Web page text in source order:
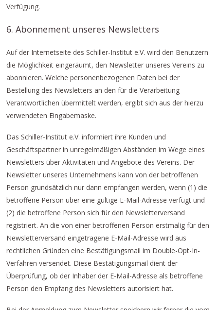
Verfügung.
6. Abonnement unseres Newsletters
Auf der Internetseite des Schiller-Institut e.V. wird den Benutzern
die Möglichkeit eingeräumt, den Newsletter unseres Vereins zu
abonnieren. Welche personenbezogenen Daten bei der
Bestellung des Newsletters an den für die Verarbeitung
Verantwortlichen übermittelt werden, ergibt sich aus der hierzu
verwendeten Eingabemaske.
Das Schiller-Institut e.V. informiert ihre Kunden und
Geschäftspartner in unregelmäßigen Abständen im Wege eines
Newsletters über Aktivitäten und Angebote des Vereins. Der
Newsletter unseres Unternehmens kann von der betroffenen
Person grundsätzlich nur dann empfangen werden, wenn (1) die
betroffene Person über eine gültige E-Mail-Adresse verfügt und
(2) die betroffene Person sich für den Newsletterversand
registriert. An die von einer betroffenen Person erstmalig für den
Newsletterversand eingetragene E-Mail-Adresse wird aus
rechtlichen Gründen eine Bestätigungsmail im Double-Opt-In-
Verfahren versendet. Diese Bestätigungsmail dient der
Überprüfung, ob der Inhaber der E-Mail-Adresse als betroffene
Person den Empfang des Newsletters autorisiert hat.